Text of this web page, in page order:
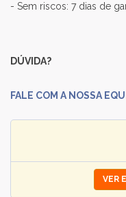
- Sem riscos: 7 dias de
FICOU
DÚVIDA?
FALE COM A NOSSA
VER